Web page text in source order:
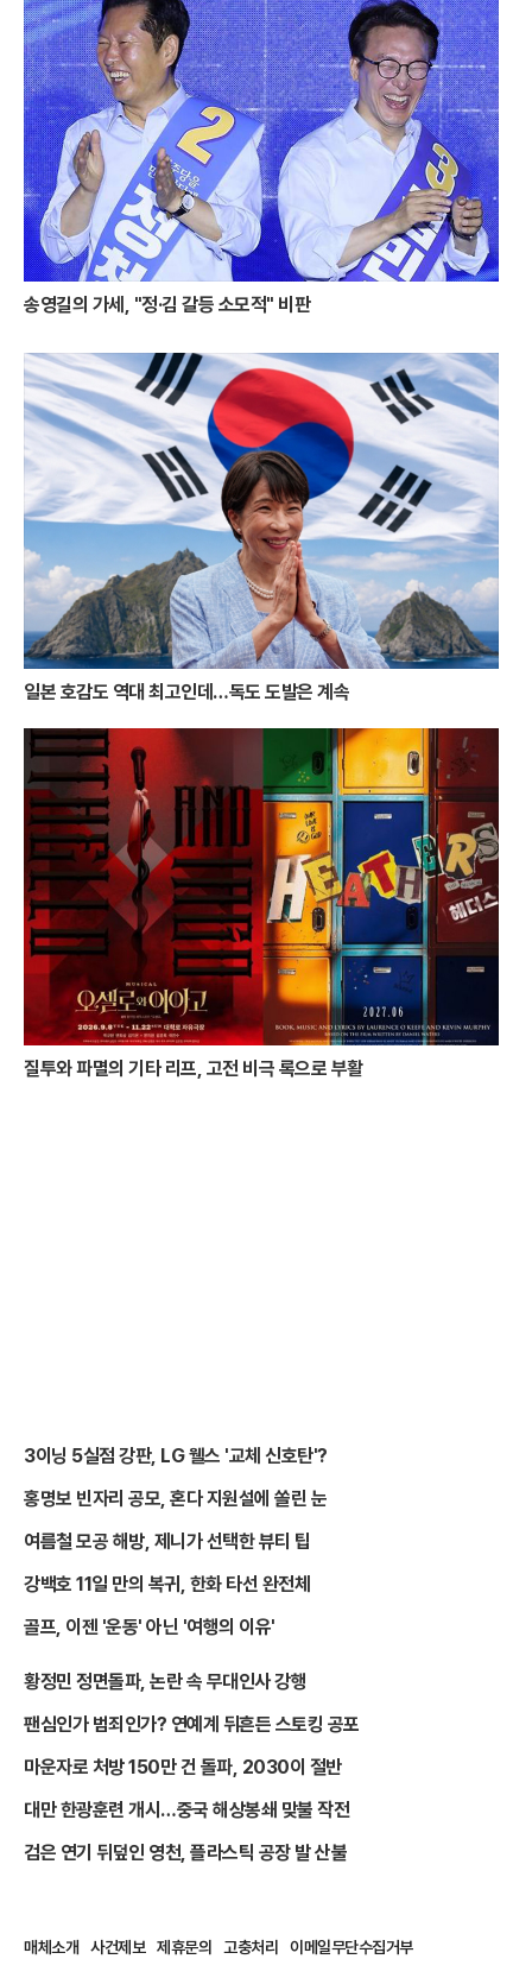
는 핵심 요소로 작용하고 있다.해가 완전히 수평선 아래로 몸을 숨기면 통
영의 중심부인 강구안은 또 다른 매력을 발산하기 시작한다. 낮 동안 활기
넘치던 항구는 밤이 깊어짐에 따라 화려한 빛의 옷으로 갈아입는다. 바다
위에 정박한 거북선과 판옥선은 은은한 조명을 받아 고요하면서도 위엄 있
는 호국의 자태를 뽐낸다. 과거의 역사적 상징물들이 현대적인 조명 예술
과 어우러지며 만들어내는 강구안의 밤 풍경은 통영만이 가진 독특한 서사
를 시각적으로 완성한다.강구안의 야경이 이토록 입체적으로 변모한 데는
통영시의 과감한 투자가 뒷받침되었다. 약 80억 원 규모의 야간 경관 개선
사업을 통해 강구안 일대는 빛의 예술 공간으로 거듭났다. 특히 바다를 가
로지르는 보도교인 ‘강구안 브릿지’는 이번 사업의 백미로 꼽힌다. 럭비공
을 반으로 자른 듯한 유려한 곡선미를 자랑하는 이 다리는 밤마다 무지갯
빛 조명을 내뿜으며 바다 위에 환상적인 빛의 길을 만들어낸다. 다리 위를
거닐며 감상하는 항구의 야경은 여행자들에게 잊지 못할 낭만을 선사한다.
불어넣고 있다. 야간 경관이 화려해지면서 강구안 주변 상권은 밤늦게까지
활기를 띠고 있으며, 체류형 관광객의 비중도 눈에 띄게 증가했다. 통영시
는 이러한 성과를 바탕으로 야간 관광 특화 도시로서의 브랜드를 더욱 공
고히 할 계획이다. 자연이 주는 선물인 낙조와 인간이 빚어낸 빛의 예술인
야경이 조화를 이루며 통영은 명실상부한 '빛의 도시'로 자리매김했다.달아
공원에서 시작된 붉은 감동은 강구안의 화려한 조명으로 이어지며 통영 여
행의 대미를 장식한다. 낮보다 아름다운 밤을 선사하는 통영의 변신은 올
여름 휴가객들에게 완벽한 힐링의 시간을 제공하고 있다. 붉게 물든 바다
와 무지갯빛 항구를 동시에 만끽할 수 있는 통영의 빛의 이중주는, 일상을
떠나온 이들에게 가장 화려하고도 따뜻한 위로가 되어줄 것이다.
송영길의 가세, "정·김 갈등 소모적" 비판
일본 호감도 역대 최고인데…독도 도발은 계속
질투와 파멸의 기타 리프, 고전 비극 록으로 부활
3이닝 5실점 강판, LG 웰스 '교체 신호탄'?
홍명보 빈자리 공모, 혼다 지원설에 쏠린 눈
여름철 모공 해방, 제니가 선택한 뷰티 팁
강백호 11일 만의 복귀, 한화 타선 완전체
골프, 이젠 '운동' 아닌 '여행의 이유'
황정민 정면돌파, 논란 속 무대인사 강행
팬심인가 범죄인가? 연예계 뒤흔든 스토킹 공포
마운자로 처방 150만 건 돌파, 2030이 절반
대만 한광훈련 개시…중국 해상봉쇄 맞불 작전
검은 연기 뒤덮인 영천, 플라스틱 공장 발 산불
매체소개 사건제보 제휴문의 고충처리 이메일무단수집거부